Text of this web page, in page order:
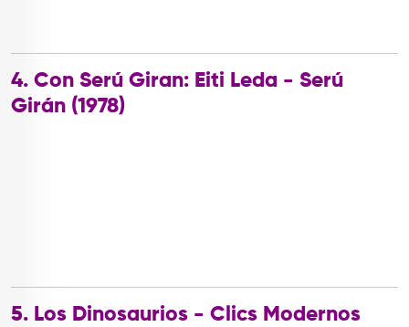
4. Con Serú Giran: Eiti Leda - Serú
Girán (1978)
5. Los Dinosaurios - Clics Modernos